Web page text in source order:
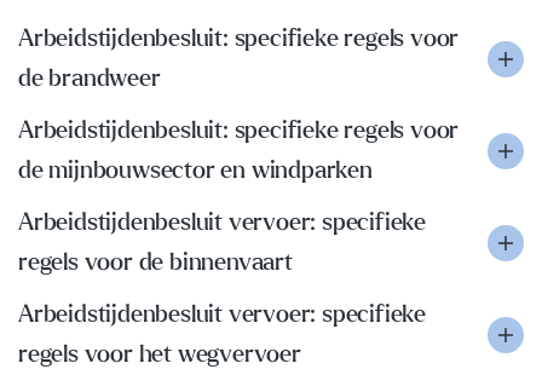
Arbeidstijdenbesluit: specifieke regels voor
de brandweer
Arbeidstijdenbesluit: specifieke regels voor
de mijnbouwsector en windparken
Arbeidstijdenbesluit vervoer: specifieke
regels voor de binnenvaart
Arbeidstijdenbesluit vervoer: specifieke
regels voor het wegvervoer